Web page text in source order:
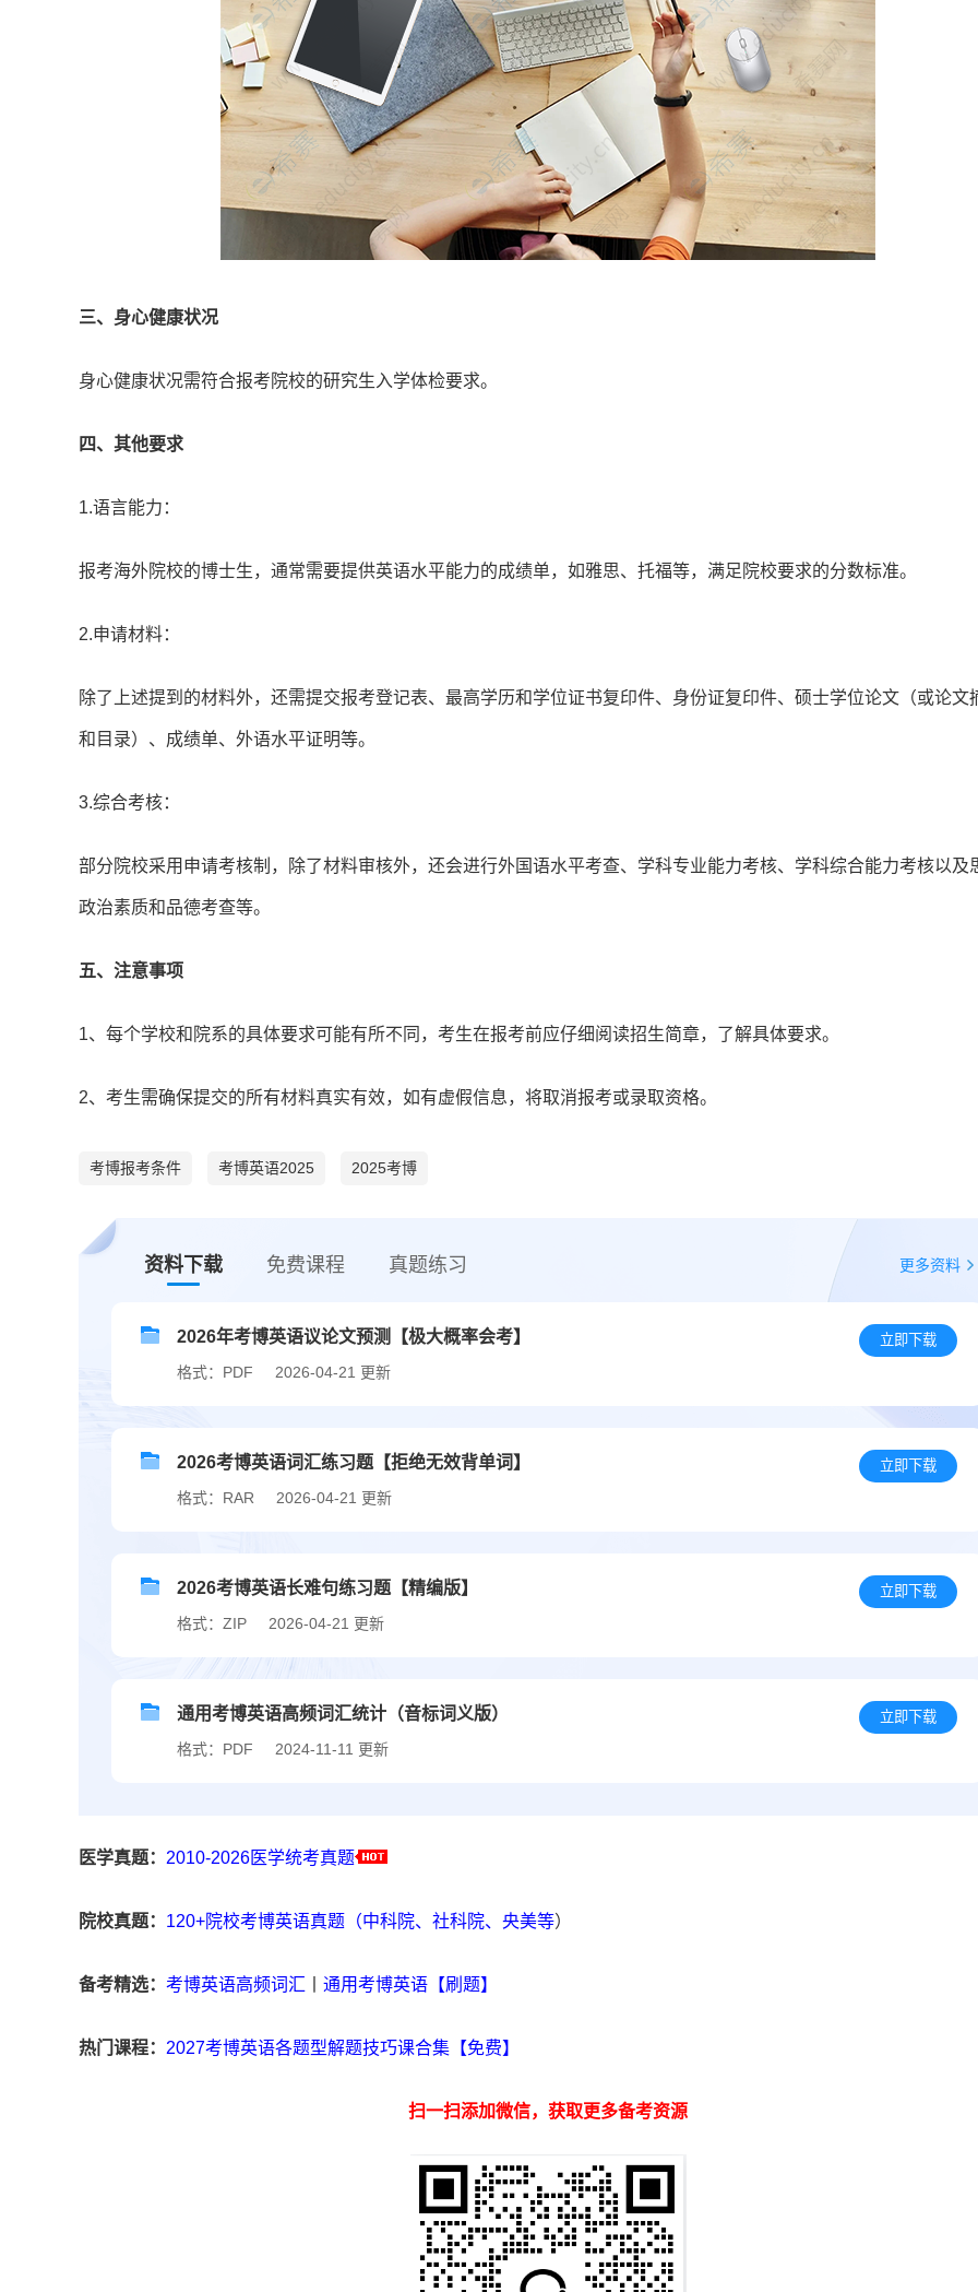
三、身心健康状况
身心健康状况需符合报考院校的研究生入学体检要求。
四、其他要求
1.语言能力：
报考海外院校的博士生，通常需要提供英语水平能力的成绩单，如雅思、托福等，满足院校要求的分数标准。
2.申请材料：
除了上述提到的材料外，还需提交报考登记表、最高学历和学位证书复印件、身份证复印件、硕士学位论文（或论文
和目录）、成绩单、外语水平证明等。
3.综合考核：
部分院校采用申请考核制，除了材料审核外，还会进行外国语水平考查、学科专业能力考核、学科综合能力考核以及
政治素质和品德考查等。
五、注意事项
1、每个学校和院系的具体要求可能有所不同，考生在报考前应仔细阅读招生简章，了解具体要求。
2、考生需确保提交的所有材料真实有效，如有虚假信息，将取消报考或录取资格。
考博报考条件 考博英语2025 2025考博
资料下载 免费课程 真题练习 更多资料
2026年考博英语议论文预测【极大概率会考】
格式：PDF 2026-04-21 更新
立即下载
2026考博英语词汇练习题【拒绝无效背单词】
格式：RAR 2026-04-21 更新
立即下载
2026考博英语长难句练习题【精编版】
格式：ZIP 2026-04-21 更新
立即下载
通用考博英语高频词汇统计（音标词义版）
格式：PDF 2024-11-11 更新
立即下载
医学真题： 2010-2026医学统考真题
院校真题： 120+院校考博英语真题（中科院、社科院、央美等）
备考精选： 考博英语高频词汇 通用考博英语【刷题】
热门课程： 2027考博英语各题型解题技巧课合集【免费】
扫一扫添加微信，获取更多备考资源